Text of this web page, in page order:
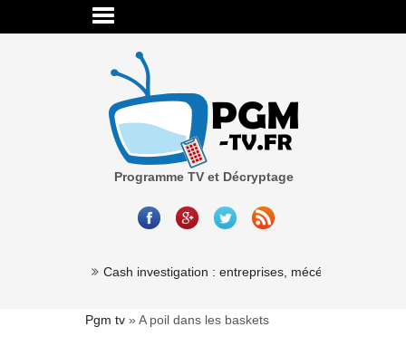
Programme TV et Décryptage
Cash investigation : entreprises, mécénat,
Pgm tv » A poil dans les baskets